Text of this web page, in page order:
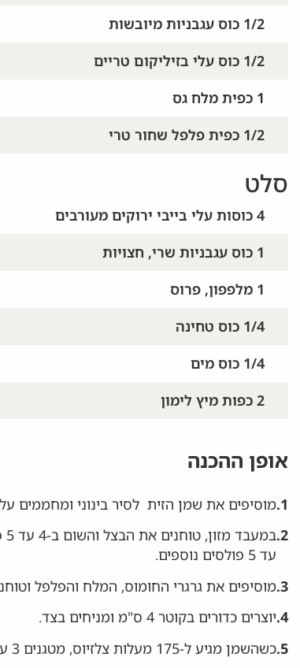
1/2 כוס עגבניות מיובשות
1/2 כוס עלי בזיליקום טריים
1 כפית מלח גס
1/2 כפית פלפל שחור טרי
סלט
4 כוסות עלי בייבי ירוקים מעורבים
1 כוס עגבניות שרי, חצויות
1 מלפפון, פרוס
1/4 כוס טחינה
1/4 כוס מים
2 כפות מיץ לימון
אופן ההכנה
1. מוסיפים את שמן הזית לסיר בינוני ומחממים על
2.
עד 5 פולסים נוספים.
3. מוסיפים את גרגרי החומוס, המלח והפלפל
4. יוצרים כדורים בקוטר 4 ס"מ ומניחים בצד.
5. כשהשמן מגיע ל-175 מעלות צלזיוס, מטגנים 3 עד 4 כדורים בכל פעם למשך 3 דקות, עד שהם זהובים.